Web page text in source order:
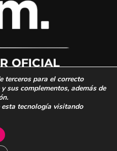
los derechos reservados.
terceros para el correcto
sus complementos, además de
tecnología visitando